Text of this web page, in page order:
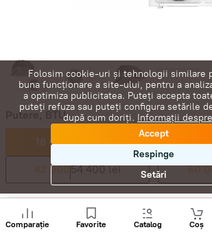
Putere, BTU:
18 00025 500 lei 28
42 00054 400 lei 60
25 500 lei
Comparație Favorite Catalog Coș
Folosim cookie-uri și tehnologii similare
buna funcționare a site-ului, pentru a
a optimiza publicitatea. Puteți accepta
puteți refuza sau puteți configura setările
după cum doriți. Informații
Accept
Respinge
Setări